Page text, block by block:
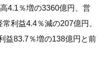
4.1％増の3360億円、営
利益4.4％減の207億円、
益83.7％増の138億円と前